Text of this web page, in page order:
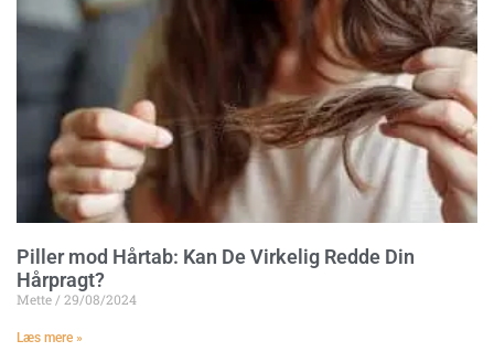
Piller mod Hårtab: Kan De Virkelig Redde Din
Hårpragt?
Mette 29/08/2024
Læs mere »